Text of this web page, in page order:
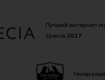
Лучший интернет
Specia 2017